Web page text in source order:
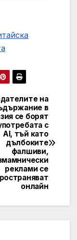
на
в
се борят
с
AI, тъй като
дълбоките
фалшиви,
реклами се
онлайн